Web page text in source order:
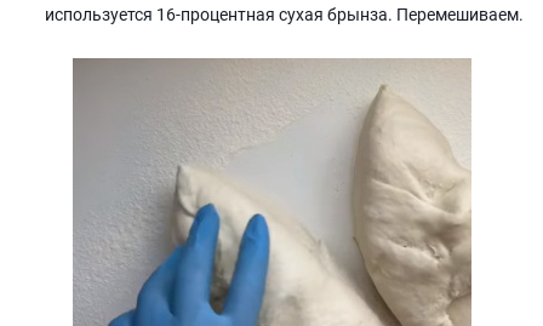
используется 16-процентная сухая брынза. Перемешиваем.